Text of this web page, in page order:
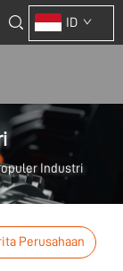
ID
Industri
Perusahaan